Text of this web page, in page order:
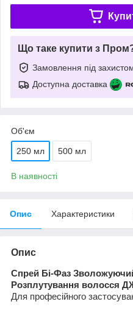
Що таке купити з
Замовлення під
Доступна доставка
Об'єм
250 мл 500 мл
В наявності
Опис Характеристики
Опис
Спрей Бі-Фаз
Розплутування волосся
Для професійного